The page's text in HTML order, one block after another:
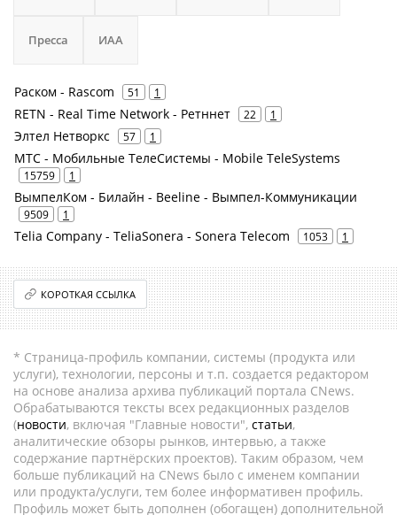
Пресса ИАА
Раском - Rascom 51 1
RETN - Real Time Network - Ретннет 22 1
Элтел Нетворкс 57 1
МТС - Мобильные ТелеСистемы - Mobile TeleSystems
15759 1
ВымпелКом - Билайн - Beeline - Вымпел-Коммуникации
9509 1
Telia Company - TeliaSonera - Sonera Telecom 1053 1
КОРОТКАЯ ССЫЛКА
* Страница-профиль компании, системы (продукта или
услуги), технологии, персоны и т.п. создается редактором
на основе анализа архива публикаций портала CNews.
Обрабатываются тексты всех редакционных разделов
(новости, включая "Главные новости", статьи,
аналитические обзоры рынков, интервью, а также
содержание партнёрских проектов). Таким образом, чем
больше публикаций на CNews было с именем компании
или продукта/услуги, тем более информативен профиль.
Профиль может быть дополнен (обогащен) дополнительной